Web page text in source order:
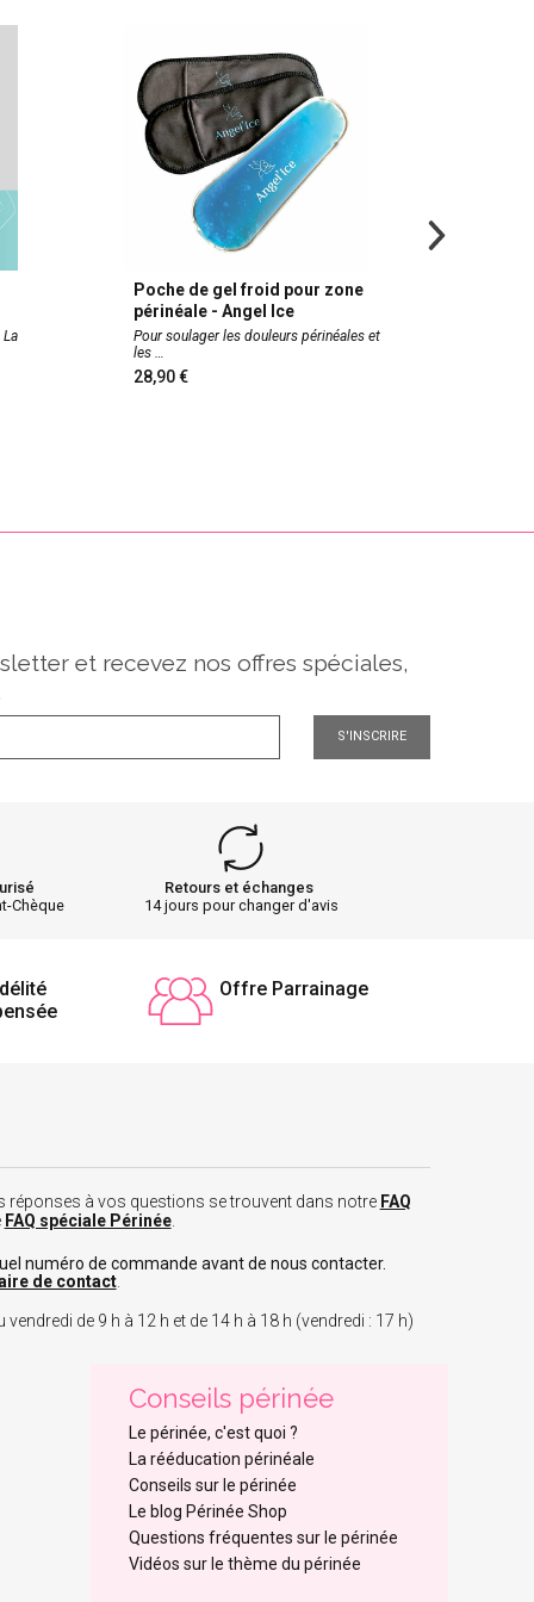
La
Poche de gel froid pour zone
périnéale - Angel Ice
Pour soulager les douleurs périnéales et
les
28,90
et recevez nos offres spéciales,
S'INSCRIRE
Chèque
Retours et échanges
14 jours pour changer d'avis
Offre Parrainage
réponses à vos questions se trouvent dans notre FAQ
FAQ spéciale Périnée.
numéro de commande avant de nous contacter.
de contact.
de 9 h à 12 h et de 14 h à 18 h (vendredi : 17 h)
Conseils périnée
Le périnée, c'est quoi ?
La rééducation périnéale
Conseils sur le périnée
Le blog Périnée Shop
Questions fréquentes sur le périnée
Vidéos sur le thème du périnée